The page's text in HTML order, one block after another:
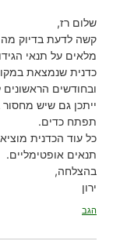
שלום רז,
קשה לדעת בדיוק מה
מלאים על תנאי
כדנית שנמצאת
ובחודשים
ייתכן גם שיש
תפתח כדים.
כל עוד הכדנית
תנאים אופטימליים.
בהצלחה,
ירון
הגב